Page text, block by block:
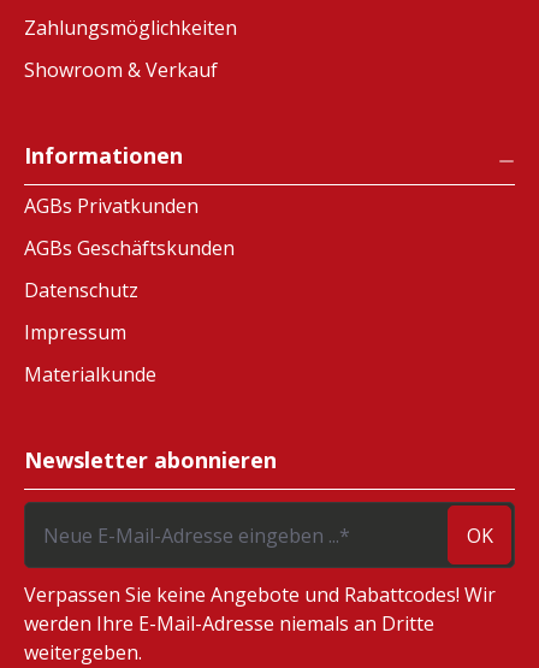
Zahlungsmöglichkeiten
Showroom & Verkauf
Informationen
AGBs Privatkunden
AGBs Geschäftskunden
Datenschutz
Impressum
Materialkunde
Newsletter abonnieren
OK
Verpassen Sie keine Angebote und Rabattcodes! Wir
werden Ihre E-Mail-Adresse niemals an Dritte
weitergeben.